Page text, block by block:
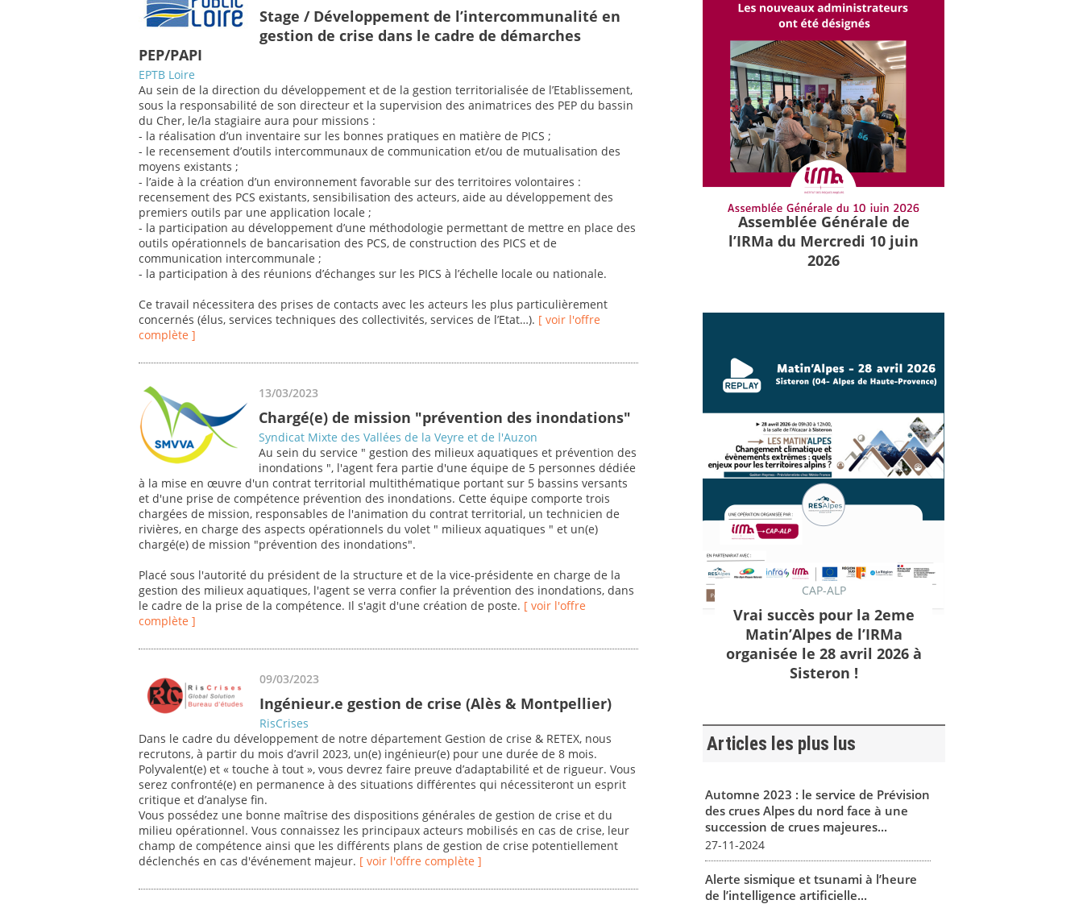
Stage / Développement de l’intercommunalité en
gestion de crise dans le cadre de démarches
PEP/PAPI
EPTB Loire
Au sein de la direction du développement et de la gestion territorialisée de l’Etablissement,
sous la responsabilité de son directeur et la supervision des animatrices des PEP du bassin
du Cher, le/la stagiaire aura pour missions :
- la réalisation d’un inventaire sur les bonnes pratiques en matière de PICS ;
- le recensement d’outils intercommunaux de communication et/ou de mutualisation des
moyens existants ;
- l’aide à la création d’un environnement favorable sur des territoires volontaires :
recensement des PCS existants, sensibilisation des acteurs, aide au développement des
premiers outils par une application locale ;
- la participation au développement d’une méthodologie permettant de mettre en place des
outils opérationnels de bancarisation des PCS, de construction des PICS et de
communication intercommunale ;
- la participation à des réunions d’échanges sur les PICS à l’échelle locale ou nationale.
Ce travail nécessitera des prises de contacts avec les acteurs les plus particulièrement
concernés (élus, services techniques des collectivités, services de l’Etat…). [ voir l'offre
complète ]
13/03/2023
Chargé(e) de mission "prévention des inondations"
Syndicat Mixte des Vallées de la Veyre et de l'Auzon
Au sein du service " gestion des milieux aquatiques et prévention des
inondations ", l'agent fera partie d'une équipe de 5 personnes dédiée
à la mise en œuvre d'un contrat territorial multithématique portant sur 5 bassins versants
et d'une prise de compétence prévention des inondations. Cette équipe comporte trois
chargées de mission, responsables de l'animation du contrat territorial, un technicien de
rivières, en charge des aspects opérationnels du volet " milieux aquatiques " et un(e)
chargé(e) de mission "prévention des inondations".
Placé sous l'autorité du président de la structure et de la vice-présidente en charge de la
gestion des milieux aquatiques, l'agent se verra confier la prévention des inondations, dans
le cadre de la prise de la compétence. Il s'agit d'une création de poste. [ voir l'offre
complète ]
09/03/2023
Ingénieur.e gestion de crise (Alès & Montpellier)
RisCrises
Dans le cadre du développement de notre département Gestion de crise & RETEX, nous
recrutons, à partir du mois d’avril 2023, un(e) ingénieur(e) pour une durée de 8 mois.
Polyvalent(e) et « touche à tout », vous devrez faire preuve d’adaptabilité et de rigueur. Vous
serez confronté(e) en permanence à des situations différentes qui nécessiteront un esprit
critique et d’analyse fin.
Vous possédez une bonne maîtrise des dispositions générales de gestion de crise et du
milieu opérationnel. Vous connaissez les principaux acteurs mobilisés en cas de crise, leur
champ de compétence ainsi que les différents plans de gestion de crise potentiellement
déclenchés en cas d'événement majeur. [ voir l'offre complète ]
Assemblée Générale de
l’IRMa du Mercredi 10 juin
2026
CAP-ALP
Vrai succès pour la 2eme
Matin’Alpes de l’IRMa
organisée le 28 avril 2026 à
Sisteron !
Articles les plus lus
Automne 2023 : le service de Prévision
des crues Alpes du nord face à une
succession de crues majeures...
27-11-2024
Alerte sismique et tsunami à l’heure
de l’intelligence artificielle...